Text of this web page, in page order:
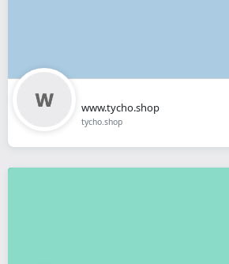
www.tycho.shop
tycho.shop